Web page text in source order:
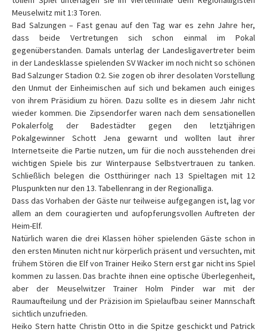
Meuselwitz mit 1:3 Toren.
Bad Salzungen – Fast genau auf den Tag war es zehn Jahre her,
dass beide Vertretungen sich schon einmal im Pokal
gegenüberstanden. Damals unterlag der Landesligavertreter beim
in der Landesklasse spielenden SV Wacker im noch nicht so schönen
Bad Salzunger Stadion 0:2. Sie zogen ob ihrer desolaten Vorstellung
den Unmut der Einheimischen auf sich und bekamen auch einiges
von ihrem Präsidium zu hören. Dazu sollte es in diesem Jahr nicht
wieder kommen. Die Zipsendorfer waren nach dem sensationellen
Pokalerfolg der Badestädter gegen den letztjährigen
Pokalgewinner Schott Jena gewarnt und wollten laut ihrer
Internetseite die Partie nutzen, um für die noch ausstehenden drei
wichtigen Spiele bis zur Winterpause Selbstvertrauen zu tanken.
Schließlich belegen die Ostthüringer nach 13 Spieltagen mit 12
Pluspunkten nur den 13. Tabellenrang in der Regionalliga.
Dass das Vorhaben der Gäste nur teilweise aufgegangen ist, lag vor
allem an dem couragierten und aufopferungsvollen Auftreten der
Heim-Elf.
Natürlich waren die drei Klassen höher spielenden Gäste schon in
den ersten Minuten nicht nur körperlich präsent und versuchten, mit
frühem Stören die Elf von Trainer Heiko Stern erst gar nicht ins Spiel
kommen zu lassen. Das brachte ihnen eine optische Überlegenheit,
aber der Meuselwitzer Trainer Holm Pinder war mit der
Raumaufteilung und der Präzision im Spielaufbau seiner Mannschaft
sichtlich unzufrieden.
Heiko Stern hatte Christin Otto in die Spitze geschickt und Patrick